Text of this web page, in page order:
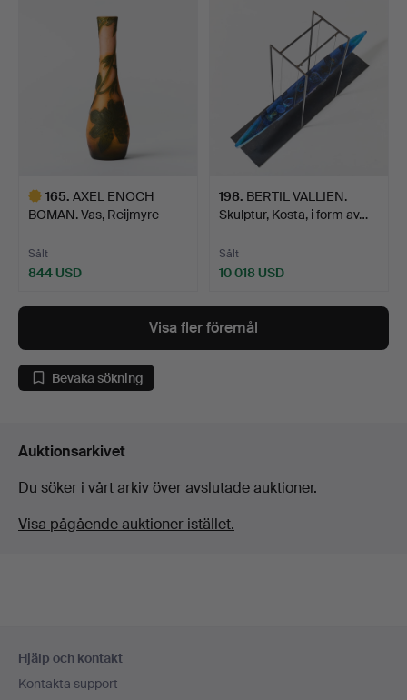
165. AXEL ENOCH
BOMAN. Vas, Reijmyre
Sålt
844 USD
föremål
198. BERTIL VALLIEN.
Skulptur, Kosta, i form av…
Sålt
10 018 USD
Visa fler föremål
Bevaka sökning
Auktionsarkivet
Du söker i vårt arkiv över avslutade auktioner.
Visa pågående auktioner istället.
Hjälp och kontakt
Kontakta support